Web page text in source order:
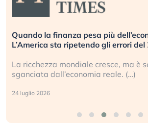
Quando la finanza pesa più
L’America sta ripetendo gli errori del
La ricchezza mondiale cresce, ma è
sganciata dall’economia reale. (…)
24 luglio 2026